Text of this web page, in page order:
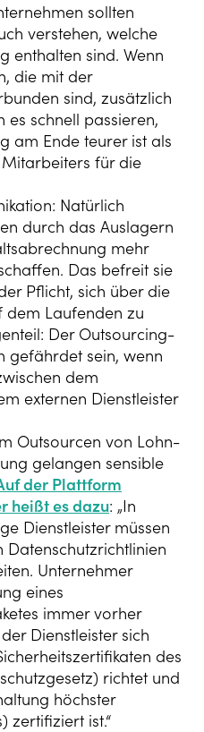
sollten
verstehen, welche
enthalten sind. Wenn
die mit der
sind, zusätzlich
es schnell passieren,
am Ende teurer ist als
für die
Natürlich
durch das Auslagern
mehr
Das befreit sie
Pflicht, sich über die
dem Laufenden zu
Der Outsourcing-
gefährdet sein, wenn
dem
externen Dienstleister
Outsourcen von Lohn-
gelangen sensible
der Plattform
heißt es dazu: „In
Dienstleister müssen
Datenschutzrichtlinien
Unternehmer
eines
immer vorher
Dienstleister sich
des
richtet und
höchster
zertifiziert ist.“